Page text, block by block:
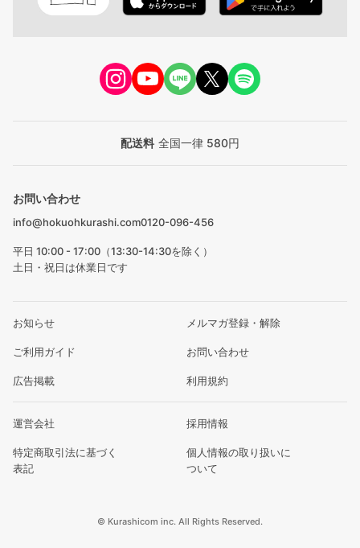
配送料 全国一律 580円
お問い合わせ
info@hokuohkurashi.com0120-096-456
平日 10:00 - 17:00（13:30-14:30を除く）
土日・祝日は休業日です
お知らせ メルマガ登録・解除
ご利用ガイド お問い合わせ
広告掲載 利用規約
運営会社 採用情報
特定商取引法に基づく
表記
個人情報の取り扱いに
ついて
© Kurashicom inc. All Rights Reserved.